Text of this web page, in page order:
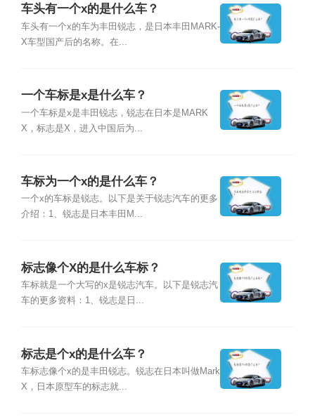
车头有一个x的是什么车？
车头有一个x的车为丰田锐志，是日本丰田MARK-
X车型国产后的名称。在...
一个车标是x是什么车？
一个车标是x是丰田锐志，锐志在日本是MARK
X，标志是X，进入中国后为...
车标为一个x的是什么车？
一个x的车标是锐志。以下是关于锐志汽车的更多
介绍：1、锐志是日本丰田M...
标志像个X的是什么车标？
车标就是一个大写的x是锐志汽车。以下是锐志汽
车的更多资料：1、锐志是日...
标志是个x的是什么车？
车标志像个x的是丰田锐志。锐志在日本叫做Mark
X，日本原型车的标志就...